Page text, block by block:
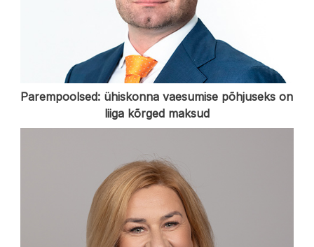
Parempoolsed: ühiskonna vaesumise põhjuseks on
liiga kõrged maksud